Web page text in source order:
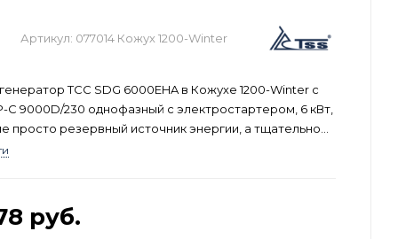
Артикул: 077014 Кожух 1200-Winter
ТСС SDG 6000EHA в Кожухе 1200-Winter с
С 9000D/230 однофазный с электростартером, 6 кВт,
просто резервный источник энергии, а тщательно
и надежная система, обеспечивающая уверенность
руб.